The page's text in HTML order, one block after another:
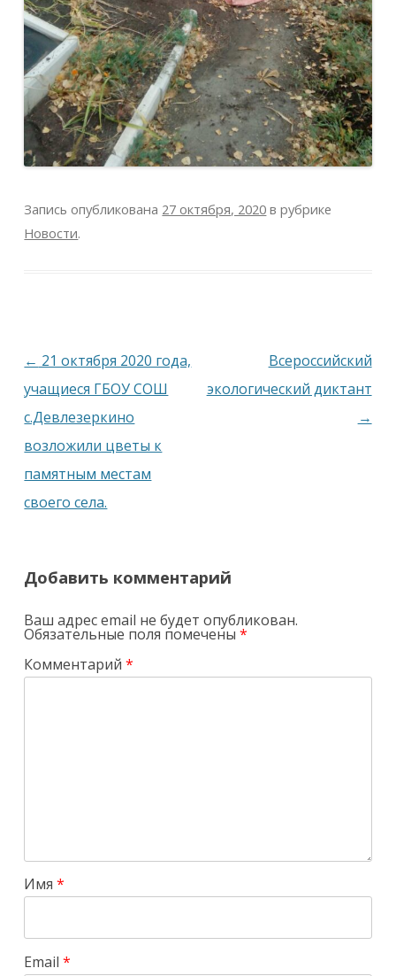
Запись опубликована 27 октября, 2020 в рубрике
Новости.
Навигация
по
записям
← 21 октября 2020 года,
учащиеся ГБОУ СОШ
с.Девлезеркино
возложили цветы к
памятным местам
своего села.
Всероссийский
экологический диктант
→
Добавить комментарий
Ваш адрес email не будет опубликован.
Обязательные поля помечены*
Комментарий*
Имя*
Email*